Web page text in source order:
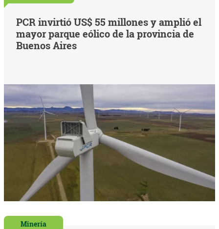
PCR invirtió US$ 55 millones y amplió el
mayor parque eólico de la provincia de
Buenos Aires
Minería